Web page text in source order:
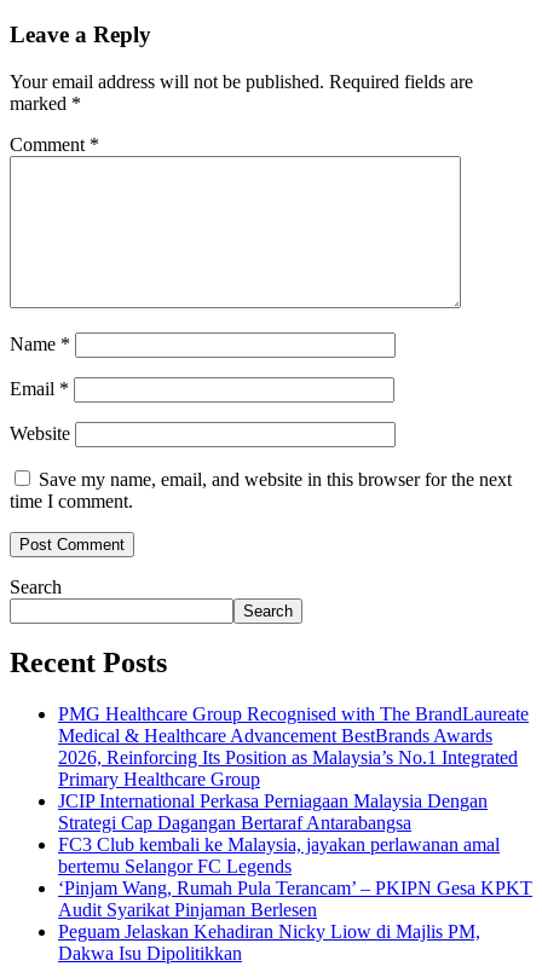
Leave a Reply
Your email address will not be published. Required fields are
marked *
Comment *
Name *
Email *
Website
Save my name, email, and website in this browser for the next
time I comment.
Search
Search
Recent Posts
PMG Healthcare Group Recognised with The BrandLaureate
Medical & Healthcare Advancement BestBrands Awards
2026, Reinforcing Its Position as Malaysia’s No.1 Integrated
Primary Healthcare Group
JCIP International Perkasa Perniagaan Malaysia Dengan
Strategi Cap Dagangan Bertaraf Antarabangsa
FC3 Club kembali ke Malaysia, jayakan perlawanan amal
bertemu Selangor FC Legends
‘Pinjam Wang, Rumah Pula Terancam’ – PKIPN Gesa KPKT
Audit Syarikat Pinjaman Berlesen
Peguam Jelaskan Kehadiran Nicky Liow di Majlis PM,
Dakwa Isu Dipolitikkan